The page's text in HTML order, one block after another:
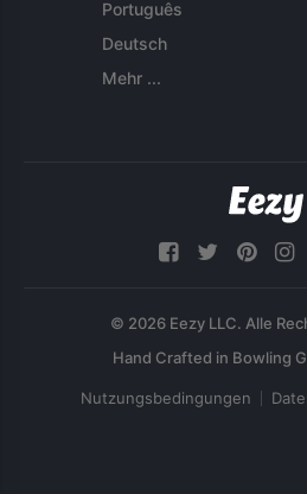
Português
Deutsch
Mehr ...
© 2026 Eezy LLC. Alle
Nutzungsbedingungen